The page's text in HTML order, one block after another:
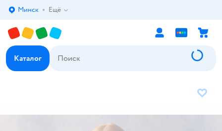
Выбор адреса доставки.
Минск Ещё
Каталог
В